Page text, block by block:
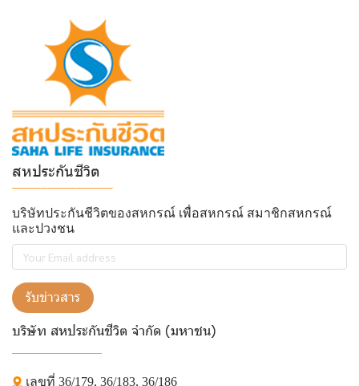
สหประกันชีวิต
บริษัทประกันชีวิตของสหกรณ์ เพื่อสหกรณ์ สมาชิกสหกรณ์
และปวงชน
รับข่าวสาร
บริษัท สหประกันชีวิต จำกัด (มหาชน)
เลขที่ 36/179, 36/183, 36/186